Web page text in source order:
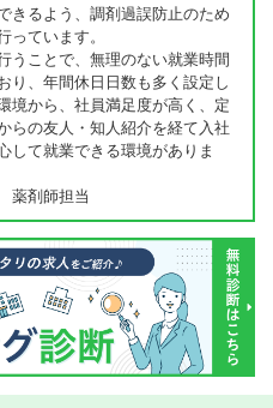
きるよう、調剤過誤防止のため
っています。
うことで、無理のない就業時間
り、年間休日日数も多く設定し
境から、社員満足度が高く、定
らの友人・知人紹介を経て入社
して就業できる環境がありま
薬剤師担当